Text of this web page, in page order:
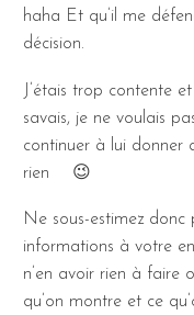
haha Et qu’il me
décision.
J’étais trop contente
savais, je ne voulais
continuer à lui donner
rien
😉
Ne sous-estimez donc
informations à votre
n’en avoir rien à faire
qu’on montre et ce